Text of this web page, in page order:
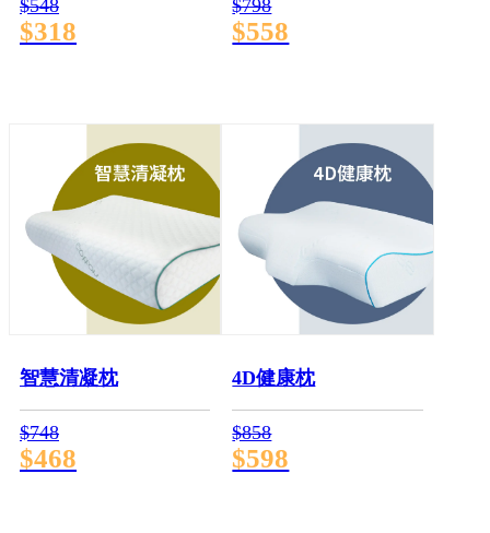
$548
$318
$798
$558
智慧清凝枕
$748
$468
4D健康枕
$858
$598